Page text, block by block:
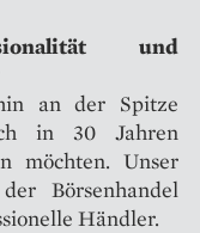
und
an der Spitze
in 30 Jahren
möchten. Unser
Börsenhandel
Händler.